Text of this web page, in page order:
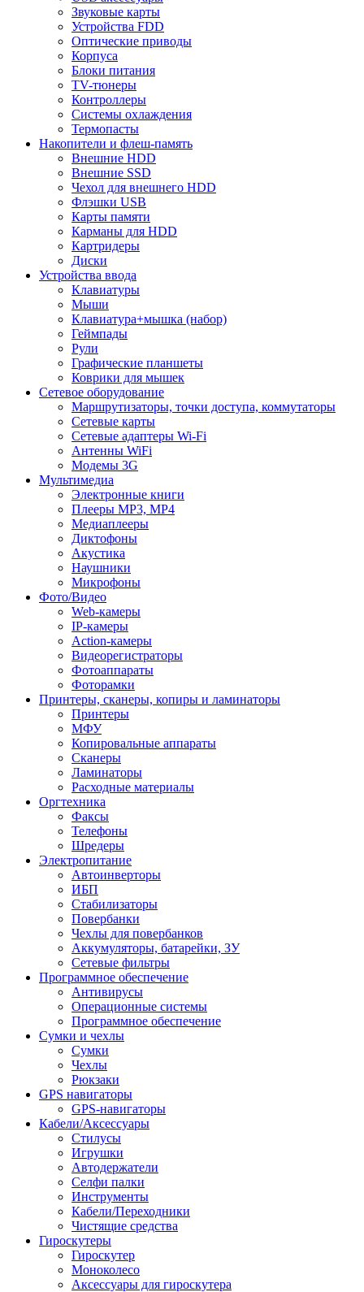
Звуковые карты
Устройства FDD
Оптические приводы
Корпуса
Блоки питания
TV-тюнеры
Контроллеры
Системы охлаждения
Термопасты
Накопители и флеш-память
Внешние HDD
Внешние SSD
Чехол для внешнего HDD
Флэшки USB
Карты памяти
Карманы для HDD
Картридеры
Диски
Устройства ввода
Клавиатуры
Мыши
Клавиатура+мышка (набор)
Геймпады
Рули
Графические планшеты
Коврики для мышек
Сетевое оборудование
Маршрутизаторы, точки доступа, коммутаторы
Сетевые карты
Сетевые адаптеры Wi-Fi
Антенны WiFi
Модемы 3G
Мультимедиа
Электронные книги
Плееры MP3, MP4
Медиаплееры
Диктофоны
Акустика
Наушники
Микрофоны
Фото/Видео
Web-камеры
IP-камеры
Action-камеры
Видеорегистраторы
Фотоаппараты
Фоторамки
Принтеры, сканеры, копиры и ламинаторы
Принтеры
МФУ
Копировальные аппараты
Сканеры
Ламинаторы
Расходные материалы
Оргтехника
Факсы
Телефоны
Шредеры
Электропитание
Автоинверторы
ИБП
Стабилизаторы
Повербанки
Чехлы для повербанков
Аккумуляторы, батарейки, ЗУ
Сетевые фильтры
Программное обеспечение
Антивирусы
Операционные системы
Программное обеспечение
Сумки и чехлы
Сумки
Чехлы
Рюкзаки
GPS навигаторы
GPS-навигаторы
Кабели/Аксессуары
Стилусы
Игрушки
Автодержатели
Селфи палки
Инструменты
Кабели/Переходники
Чистящие средства
Гироскутеры
Гироскутер
Моноколесо
Аксессуары для гироскутера